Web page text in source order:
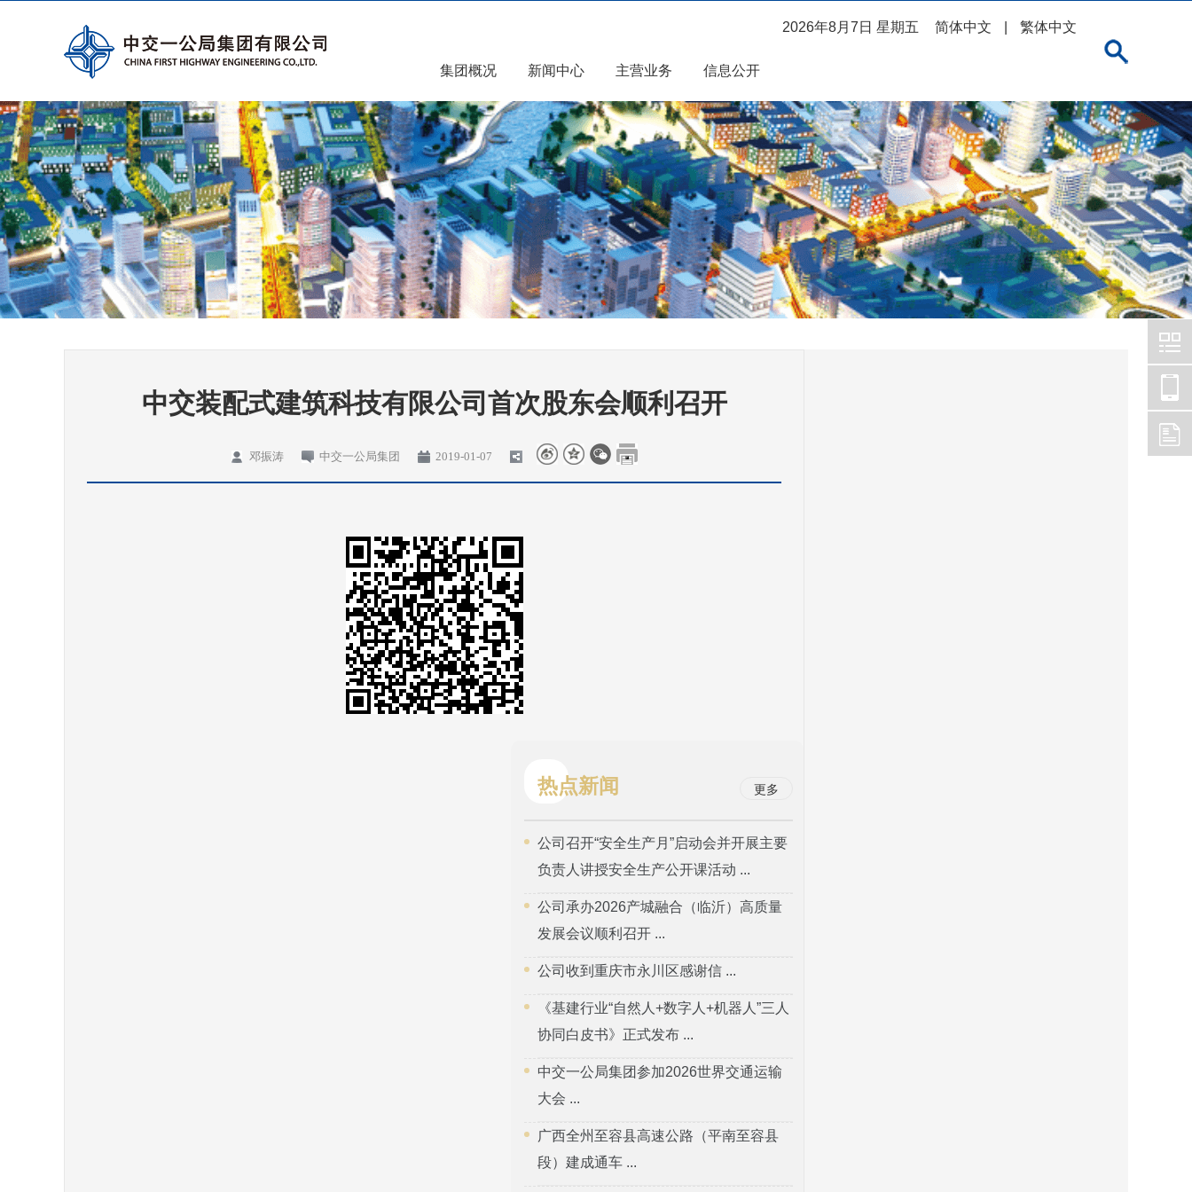
2026年8月7日 星期五 简体中文 繁体中文
集团概况 新闻中心 主营业务 信息公开
中交装配式建筑科技有限公司首次股东会顺利召开
邓振涛 中交一公局集团 2019-01-07
热点新闻 更多
公司召开“安全生产月”启动会并开展主要
负责人讲授安全生产公开课活动 ...
公司承办2026产城融合（临沂）高质量
发展会议顺利召开 ...
公司收到重庆市永川区感谢信 ...
《基建行业“自然人+数字人+机器人”三人
协同白皮书》正式发布 ...
中交一公局集团参加2026世界交通运输
大会 ...
广西全州至容县高速公路（平南至容县
段）建成通车 ...